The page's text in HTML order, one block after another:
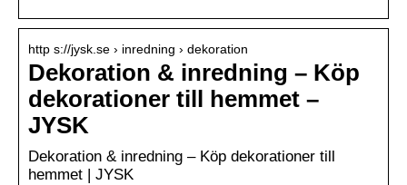
http s://jysk.se › inredning › dekoration
Dekoration & inredning – Köp
dekorationer till hemmet –
JYSK
Dekoration & inredning – Köp dekorationer till
hemmet | JYSK